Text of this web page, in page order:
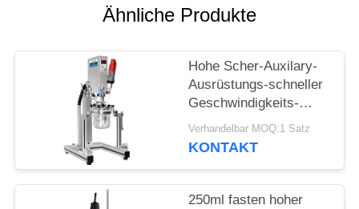
SITEMAP
PRIVACY
POLICY
Ähnliche Produkte
Hohe Scher-Auxilary-
Ausrüstungs-schneller
Geschwindigkeits-
Zerstreuer 5 -
Belastbarkeit 250ml
Verhandelbar MOQ:1 Satz
KONTAKT
250ml fasten hoher